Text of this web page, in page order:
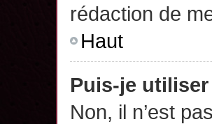
rédaction de
Haut
Puis-je utiliser
Non, il n’est